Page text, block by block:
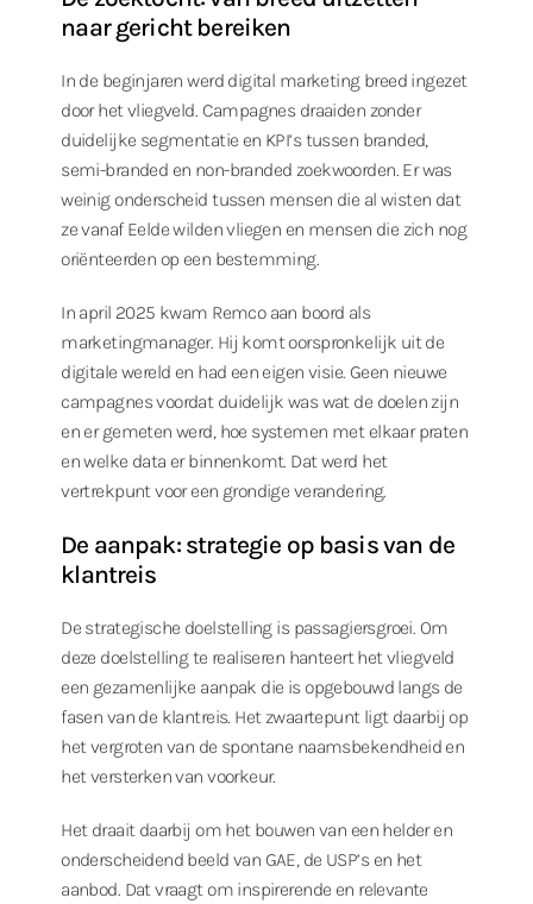
naar gericht bereiken
In de beginjaren werd digital marketing breed ingezet
door het vliegveld. Campagnes draaiden zonder
duidelijke segmentatie en KPI’s tussen branded,
semi-branded en non-branded zoekwoorden. Er was
weinig onderscheid tussen mensen die al wisten dat
ze vanaf Eelde wilden vliegen en mensen die zich nog
oriënteerden op een bestemming.
In april 2025 kwam Remco aan boord als
marketingmanager. Hij komt oorspronkelijk uit de
digitale wereld en had een eigen visie. Geen nieuwe
campagnes voordat duidelijk was wat de doelen zijn
en er gemeten werd, hoe systemen met elkaar praten
en welke data er binnenkomt. Dat werd het
vertrekpunt voor een grondige verandering.
De aanpak: strategie op basis van de
klantreis
De strategische doelstelling is passagiersgroei. Om
deze doelstelling te realiseren hanteert het vliegveld
een gezamenlijke aanpak die is opgebouwd langs de
fasen van de klantreis. Het zwaartepunt ligt daarbij op
het vergroten van de spontane naamsbekendheid en
het versterken van voorkeur.
Het draait daarbij om het bouwen van een helder en
onderscheidend beeld van GAE, de USP’s en het
aanbod. Dat vraagt om inspirerende en relevante